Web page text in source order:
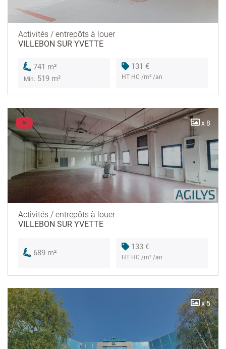
Activités / entrepôts à louer
VILLEBON SUR YVETTE
741 m²
Min. 519 m²
131 €
HT HC /m² /an
x 8
Activités / entrepôts à louer
VILLEBON SUR YVETTE
689 m²
133 €
HT HC /m² /an
x 5